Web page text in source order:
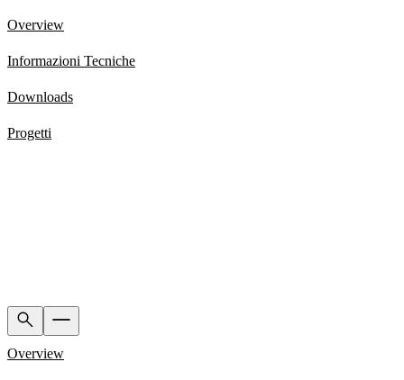
Overview
Informazioni Tecniche
Downloads
Progetti
Overview